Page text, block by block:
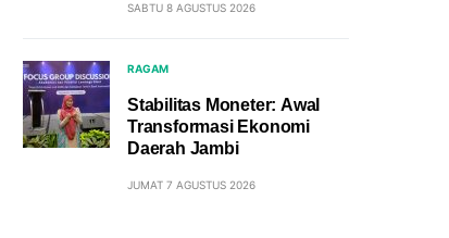
SABTU 8 AGUSTUS 2026
RAGAM
Stabilitas Moneter: Awal
Transformasi Ekonomi
Daerah Jambi
JUMAT 7 AGUSTUS 2026